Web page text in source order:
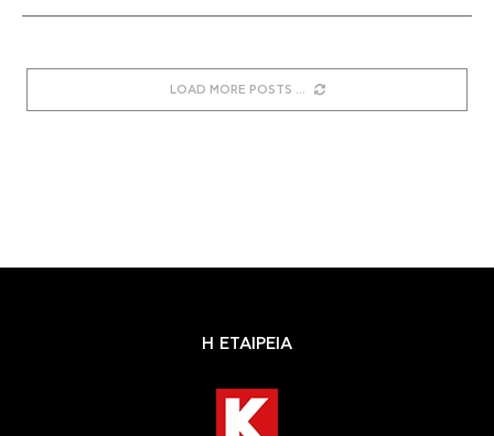
LOAD MORE POSTS
Η ΕΤΑΙΡΕΙΑ